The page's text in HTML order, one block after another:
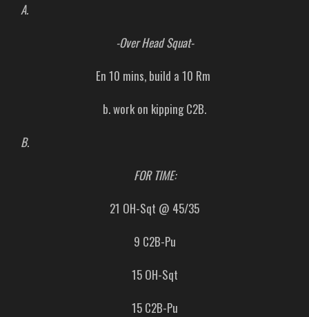
A.
-Over Head Squat-
En 10 mins, build a 10 Rm
b. work on kipping C2B.
B.
FOR TIME:
21 OH-Sqt @ 45/35
9 C2B-Pu
15 OH-Sqt
15 C2B-Pu